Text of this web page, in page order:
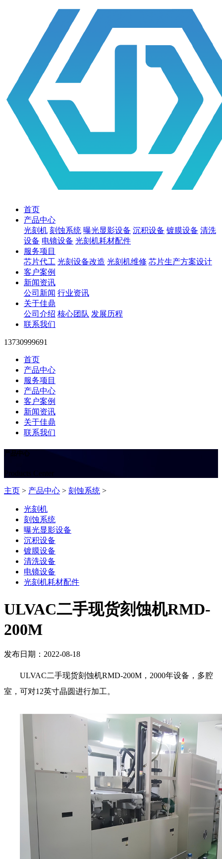
首页
产品中心
光刻机 刻蚀系统 曝光显影设备 沉积设备 镀膜设备 清洗
设备 电镜设备 光刻机耗材配件
服务项目
芯片代工 光刻设备改造 光刻机维修 芯片生产方案设计
客户案例
新闻资讯
公司新闻 行业资讯
关于佳鼎
公司介绍 核心团队 发展历程
联系我们
13730999691
首页
产品中心
服务项目
产品中心
客户案例
新闻资讯
关于佳鼎
联系我们
产品中心
Products Center
主页 > 产品中心 > 刻蚀系统 >
光刻机
刻蚀系统
曝光显影设备
沉积设备
镀膜设备
清洗设备
电镜设备
光刻机耗材配件
ULVAC二手现货刻蚀机RMD-
200M
发布日期：2022-08-18
ULVAC二手现货刻蚀机RMD-200M，2000年设备，多腔
室，可对12英寸晶圆进行加工。